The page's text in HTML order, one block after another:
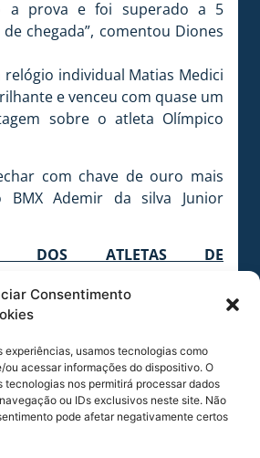
Consentimento
experiências, usamos tecnologias como
acessar informações do dispositivo. O
tecnologias nos permitirá processar dados
ou IDs exclusivos neste site. Não
pode afetar negativamente certos
a prova e foi superado a 5
chegada”, comentou Diones
individual Matias Medici
e venceu com quase um
sobre o atleta Olímpico
com chave de ouro mais
Ademir da silva Junior
DOS ATLETAS DE
NAS PROVAS:
7º Luis Henrique Visentainer,
Zottis, 10º Wilhan
Bertol.
de Veiga Goes
Matias Medici, 5º Everson de
Gilberto de Veiga Goes, Luis